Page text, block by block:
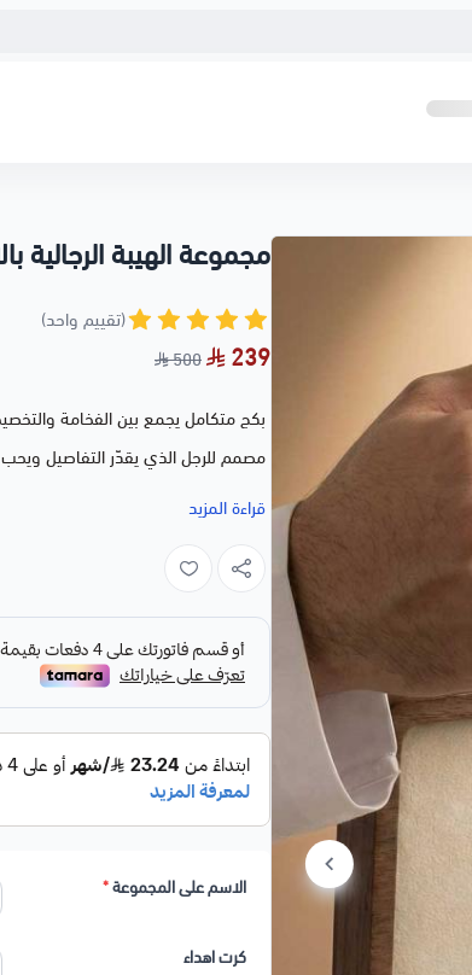
مجموعة الهيبة الرجالية
(تقييم واحد)
239
500
بكج متكامل يجمع بين الفخامة
مصمم للرجل الذي يقدّر التفاصيل
– سبحة من حجر العقيق البرازيلي
– كبك رجالي أنيق محفور بالاسم
– قلم معدني فاخر محفور بالاسم بدقة
كل قطعة يتم تخصيصها بالاسم لتصبح
هدية مثالية للأب، الأخ، الزوج، أو
قراءة المزيد
الاسم على المجموعة*
كرت اهداء